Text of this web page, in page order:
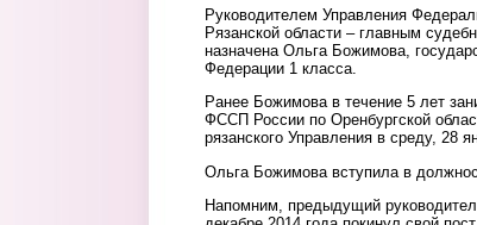
Руководителем Управления
Рязанской области – главным
назначена Ольга Божимова,
Федерации 1 класса.
Ранее Божимова в течение 5 лет
ФССП России по Оренбургской
рязанского Управления в среду, 28
Ольга Божимова вступила в
Напомним, предыдущий